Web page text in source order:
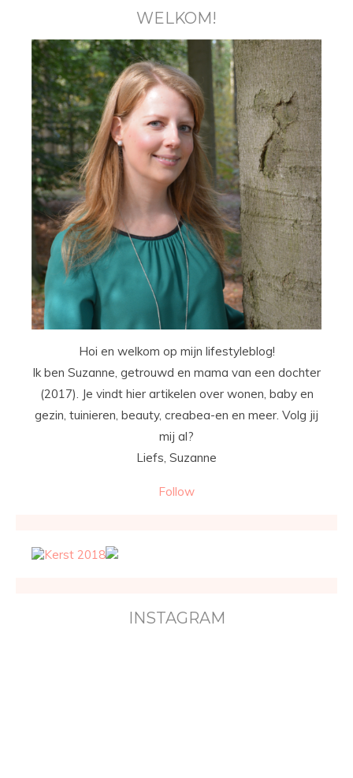
WELKOM!
Hoi en welkom op mijn lifestyleblog!
Ik ben Suzanne, getrouwd en mama van een dochter
(2017). Je vindt hier artikelen over wonen, baby en
gezin, tuinieren, beauty, creabea-en en meer. Volg jij
mij al?
Liefs, Suzanne
Follow
INSTAGRAM